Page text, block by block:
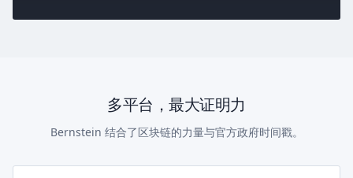
多平台，最大证明力
Bernstein 结合了区块链的力量与官方政府时间戳。